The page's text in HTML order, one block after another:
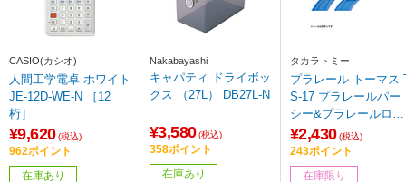
CASIO(カシオ)
人間工学電卓 ホワイト
JE-12D-WE-N ［12
桁］
¥9,620 (税込)
962ポイント
在庫あり
Nakabayashi
キャパティ ドライボッ
クス （27L） DB27L-N
¥3,580 (税込)
358ポイント
在庫あり
タカラトミー
プラレール トーマス
S-17 プラレールパー
シー&プラレールロッ
キー
¥2,430 (税込)
243ポイント
在庫限り